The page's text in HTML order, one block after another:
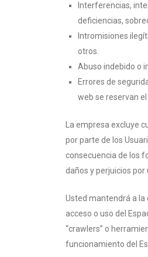
Interferencias,
deficiencias,
Intromisiones
otros.
Abuso indebido o
Errores de
web se reservan
La empresa excluye
por parte de los
consecuencia de los
daños y perjuicios
Usted mantendrá a la
acceso o uso del
“crawlers” o
funcionamiento del